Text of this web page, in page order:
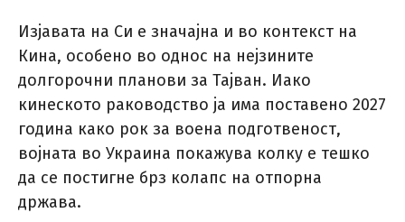
Изјавата на Си е значајна и во контекст на
Кина, особено во однос на нејзините
долгорочни планови за Тајван. Иако
кинеското раководство ја има поставено 2027
година како рок за воена подготвеност,
војната во Украина покажува колку е тешко
да се постигне брз колапс на отпорна
држава.